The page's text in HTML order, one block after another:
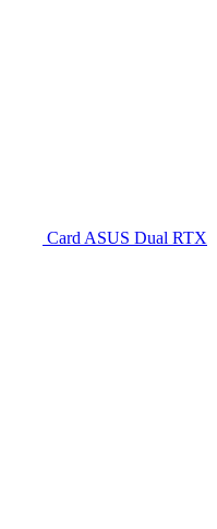
Card ASUS Dual RTX